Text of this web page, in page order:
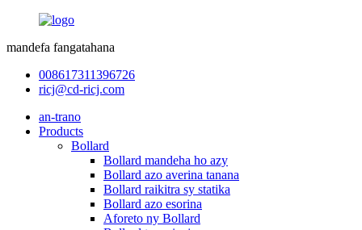
mandefa fangatahana
008617311396726
ricj@cd-ricj.com
an-trano
Products
Bollard
Bollard mandeha ho azy
Bollard azo averina tanana
Bollard raikitra sy statika
Bollard azo esorina
Aforeto ny Bollard